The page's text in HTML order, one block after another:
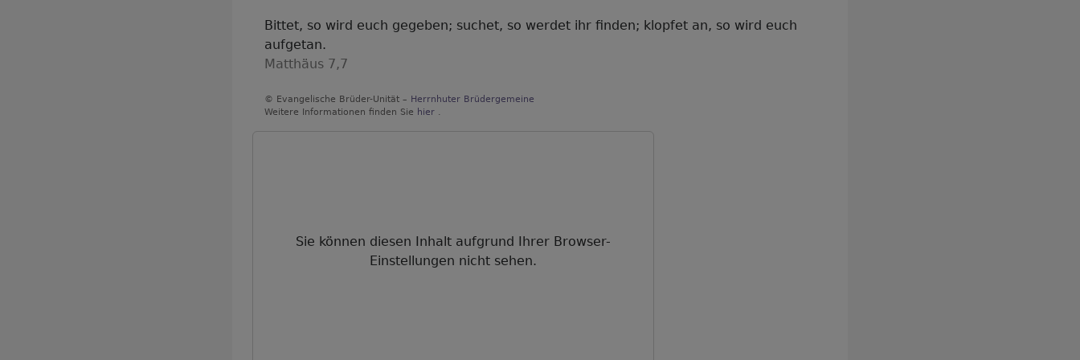
Bittet, so wird euch gegeben; suchet, so werdet ihr finden; klopfet an, so wird euch
aufgetan.
Matthäus 7,7
© Evangelische Brüder-Unität – Herrnhuter Brüdergemeine
Weitere Informationen finden Sie hier .
Sie können diesen Inhalt aufgrund Ihrer Browser-
Einstellungen nicht sehen.